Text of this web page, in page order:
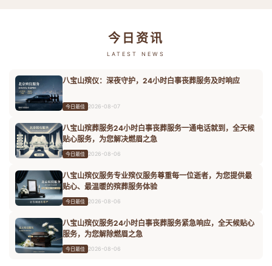
今日资讯
LATEST NEWS
八宝山殡仪：深夜守护，24小时白事丧葬服务及时响应
今日最佳 2026-08-07
八宝山殡葬服务24小时白事丧葬服务一通电话就到，全天候
贴心服务，为您解决燃眉之急
今日最佳 2026-08-06
八宝山殡仪服务专业殡仪服务尊重每一位逝者，为您提供最
贴心、最温暖的殡葬服务体验
今日最佳 2026-08-06
八宝山殡仪服务24小时白事丧葬服务紧急响应，全天候贴心
服务，为您解除燃眉之急
今日最佳 2026-08-06